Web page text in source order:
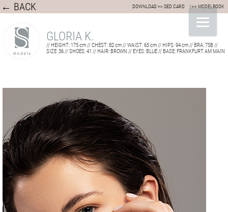
← BACK | >> MODELBOOK
DOWNLOAD >> SED CARD
GLORIA K.
// HEIGHT: 175 cm // CHEST: 82 cm // WAIST: 65 cm // HIPS: 94 cm // BRA: 75B //
SIZE: 36 // SHOES: 41 // HAIR: BROWN // EYES: BLUE // BASE: FRANKFURT AM MAIN